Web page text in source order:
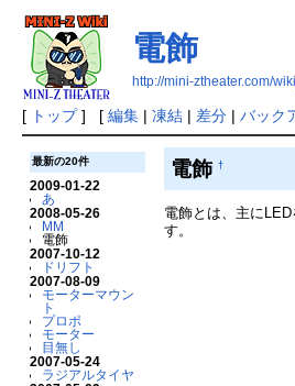
電飾
http://mini-ztheater.com/
[ トップ] [ 編集| 凍結| 差分| バック
最新の20件
2009-01-22
あ
2008-05-26
MM
電飾
2007-10-12
ドリフト
2007-08-09
モーターマウン
ト
プロポ
モーター
目無し
2007-05-24
ラジアルタイヤ
電飾 †
電飾とは、主に
す。